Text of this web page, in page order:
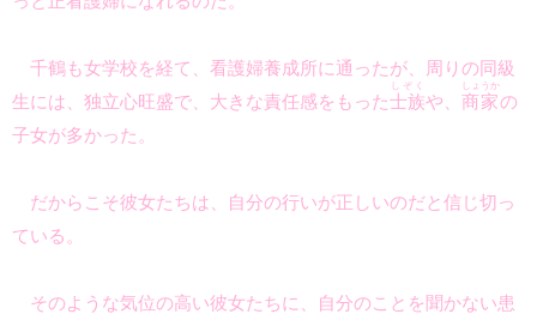
千鶴も女学校を経て、看護婦養成所に通ったが、周りの同級
生には、独立心旺盛で、大きな責任感をもった士族
しぞく
や、 商家
しょうか
の
子女が多かった。
だからこそ彼女たちは、自分の行いが正しいのだと信じ切っ
ている。
そのような気位の高い彼女たちに、自分のことを聞かない患